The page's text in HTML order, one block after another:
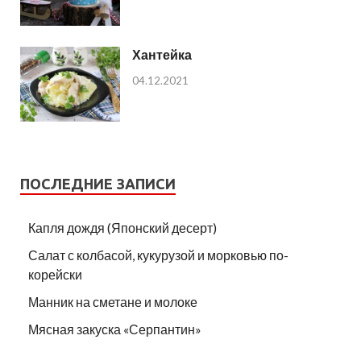
Хантейка
04.12.2021
ПОСЛЕДНИЕ ЗАПИСИ
Капля дождя (Японский десерт)
Салат с колбасой, кукурузой и морковью по-
корейски
Манник на сметане и молоке
Мясная закуска «Серпантин»